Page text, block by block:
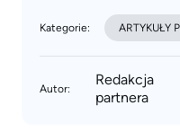
Autor:
Redakcja
partnera
Kategorie: ARTYKUŁY